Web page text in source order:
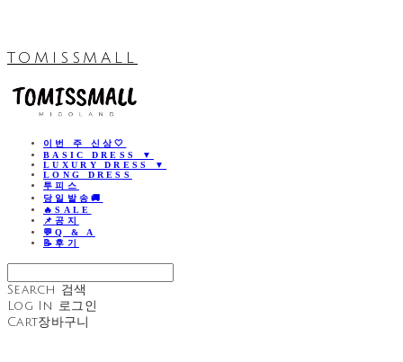
TOMISSMALL
이번 주 신상🤍
BASIC DRESS ▼
LUXURY DRESS ▼
LONG DRESS
투피스
당일발송🚚
🔥SALE
📌공지
💬Q & A
📝후기
Search 검색
Log In 로그인
Cart장바구니